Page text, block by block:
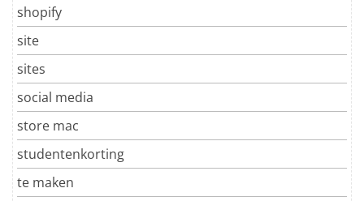
shopify
site
sites
social media
store mac
studentenkorting
te maken